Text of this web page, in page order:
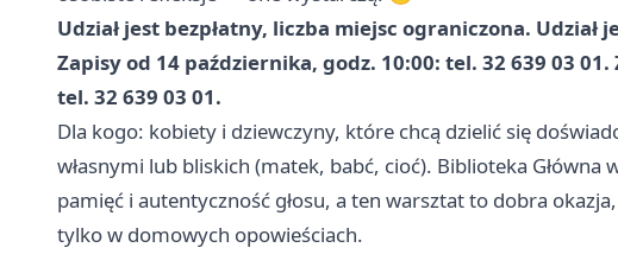
Udział jest bezpłatny, liczba miejsc ograniczona. Udział
Zapisy od 14 października, godz. 10:00: tel. 32 639 03
tel. 32 639 03 01.
Dla kogo: kobiety i dziewczyny, które chcą dzielić się
własnymi lub bliskich (matek, babć, cioć). Biblioteka Główna
pamięć i autentyczność głosu, a ten warsztat to dobra
tylko w domowych opowieściach.